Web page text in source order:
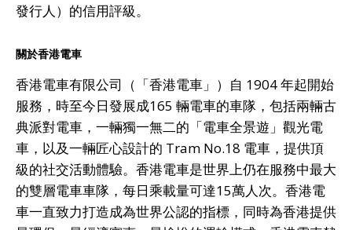
發行人）的信用評級。
關於香港電車
香港電車有限公司（「香港電車」）自 1904 年起開始
服務，時至今日發展成165 輛電車的車隊，包括兩輛古
典派對電車，一輛獨一無二的「電車全景遊」觀光電
車，以及一輛匠心設計的 Tram No.18 電車，提供頂
級的社交活動體驗。香港電車是世界上仍在服務中最大
的雙層電車車隊，每日乘載量可達15萬人次。香港電
車一直致力打造成為世界公認的指標，同時為香港提供